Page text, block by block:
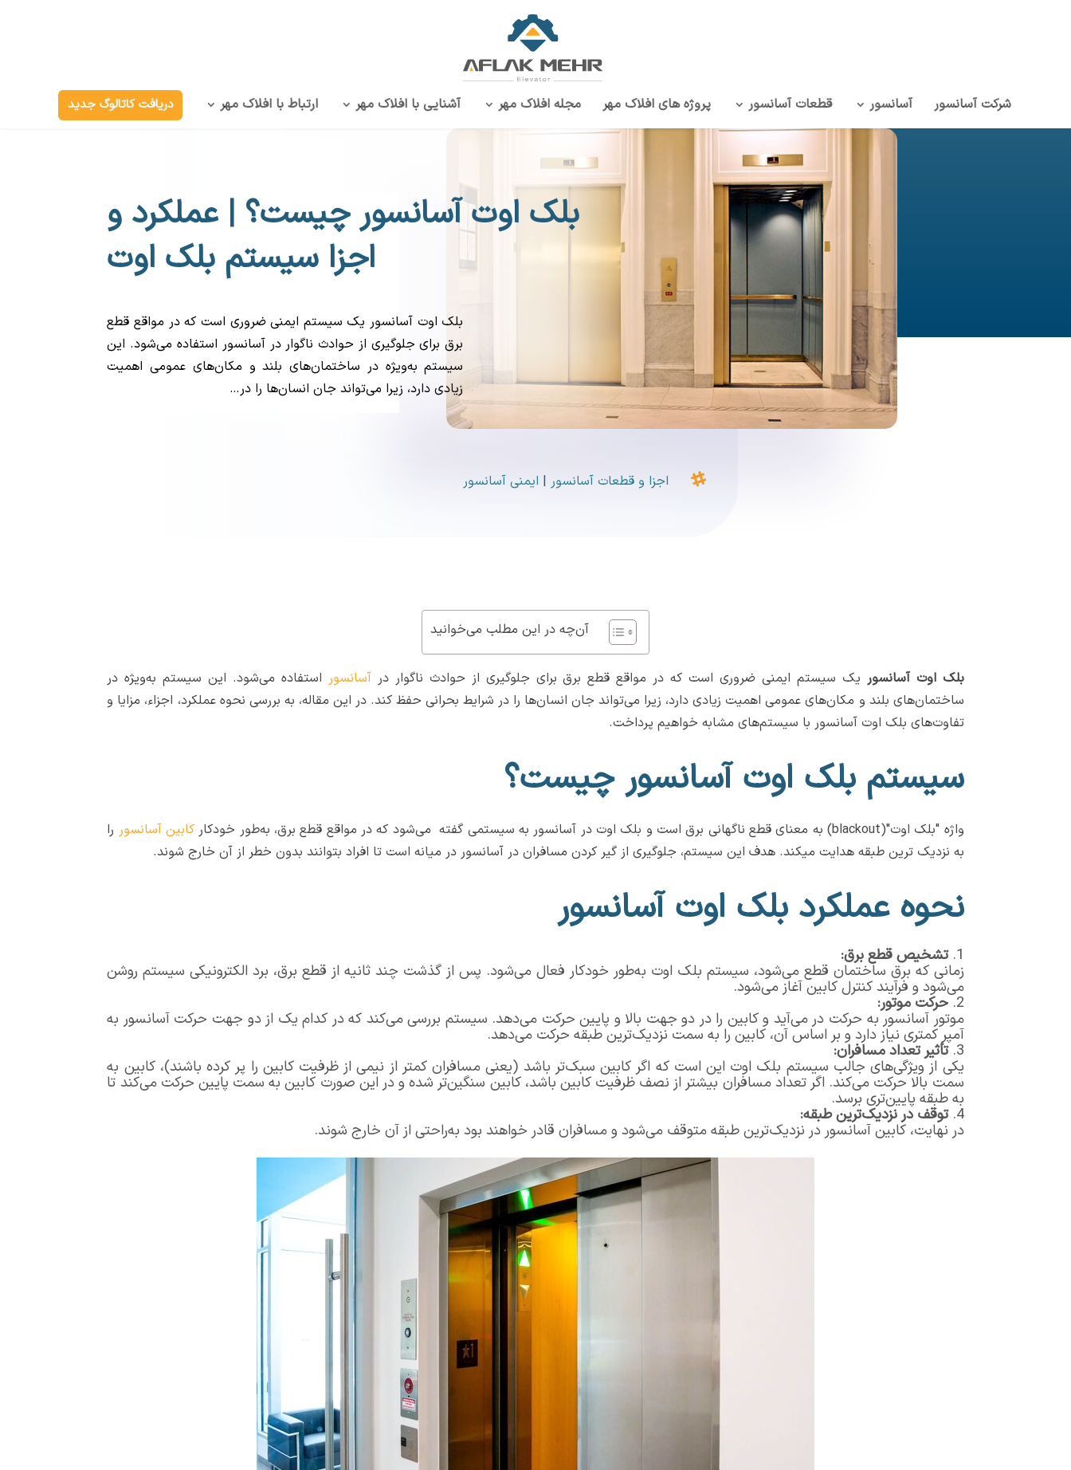
شرکت آسانسور آسانسور قطعات آسانسور پروژه‌ های افلاک مهر مجله افلاک مهر آشنایی با افلاک مهر ارتباط با افلاک مهر دریافت کاتالوگ جدید
بلک اوت آسانسور چیست؟ | عملکرد و
اجزا سیستم بلک اوت
بلک اوت آسانسور یک سیستم ایمنی ضروری است که در مواقع قطع
برق برای جلوگیری از حوادث ناگوار در آسانسور استفاده می‌شود. این
سیستم به‌ویژه در ساختمان‌های بلند و مکان‌های عمومی اهمیت
زیادی دارد، زیرا می‌تواند جان انسان‌ها را در…
 اجزا و قطعات آسانسور | ایمنی آسانسور
آن‌چه در این مطلب می‌خوانید
بلک اوت آسانسور یک سیستم ایمنی ضروری است که در مواقع قطع برق برای جلوگیری از حوادث ناگوار درآسانسور استفاده می‌شود. این سیستم به‌ویژه در
ساختمان‌های بلند و مکان‌های عمومی اهمیت زیادی دارد، زیرا می‌تواند جان انسان‌ها را در شرایط بحرانی حفظ کند. در این مقاله، به بررسی نحوه عملکرد، اجزاء، مزایا و
تفاوت‌های بلک اوت آسانسور با سیستم‌های مشابه خواهیم پرداخت.
سیستم بلک اوت آسانسور چیست؟
واژه "بلک اوت"(blackout) به معنای قطع ناگهانی برق است و بلک اوت در آسانسور به سیستمی گفته می‌شود که در مواقع قطع برق، به‌طور خودکار کابین آسانسور را
به نزدیک ترین طبقه هدایت میکند. هدف این سیستم، جلوگیری از گیر کردن مسافران در آسانسور در میانه است تا افراد بتوانند بدون خطر از آن خارج شوند.
نحوه عملکرد بلک اوت آسانسور
تشخیص قطع برق:
زمانی که برق ساختمان قطع می‌شود، سیستم بلک اوت به‌طور خودکار فعال می‌شود. پس از گذشت چند ثانیه از قطع برق، برد الکترونیکی سیستم روشن
می‌شود و فرآیند کنترل کابین آغاز می‌شود.
حرکت موتور:
موتور آسانسور به حرکت در می‌آید و کابین را در دو جهت بالا و پایین حرکت می‌دهد. سیستم بررسی می‌کند که در کدام یک از دو جهت حرکت آسانسور به
آمپر کمتری نیاز دارد و بر اساس آن، کابین را به سمت نزدیک‌ترین طبقه حرکت می‌دهد.
تأثیر تعداد مسافران:
یکی از ویژگی‌های جالب سیستم بلک اوت این است که اگر کابین سبک‌تر باشد (یعنی مسافران کمتر از نیمی از ظرفیت کابین را پر کرده باشند)، کابین به
سمت بالا حرکت می‌کند. اگر تعداد مسافران بیشتر از نصف ظرفیت کابین باشد، کابین سنگین‌تر شده و در این صورت کابین به سمت پایین حرکت می‌کند تا
به طبقه پایین‌تری برسد.
توقف در نزدیک‌ترین طبقه:
در نهایت، کابین آسانسور در نزدیک‌ترین طبقه متوقف می‌شود و مسافران قادر خواهند بود به‌راحتی از آن خارج شوند.